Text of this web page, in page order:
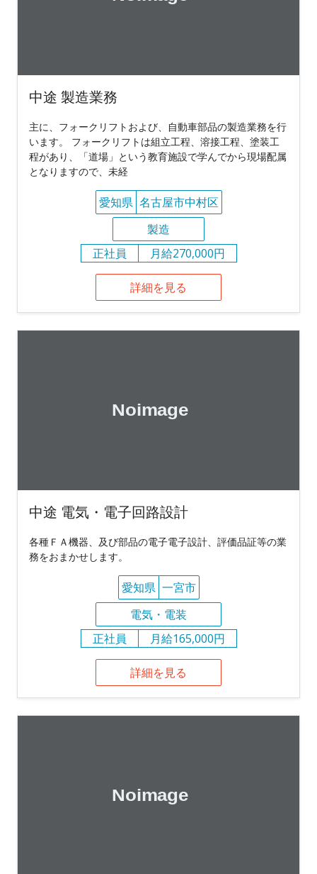
中途 製造業務
主に、フォークリフトおよび、自動車部品の製造業務を行
います。 フォークリフトは組立工程、溶接工程、塗装工
程があり、「道場」という教育施設で学んでから現場配属
となりますので、未経
愛知県 名古屋市中村区
製造
正社員
月給270,000円
詳細を見る
中途 電気・電子回路設計
各種ＦＡ機器、及び部品の電子電子設計、評価品証等の業
務をおまかせします。
愛知県 一宮市
電気・電装
正社員
月給165,000円
詳細を見る